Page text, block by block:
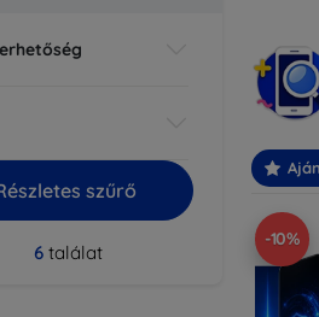
szűrő
6találat
-10%